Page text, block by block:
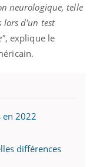
neurologique, telle
lors d'un test
, explique le
en 2022
différences